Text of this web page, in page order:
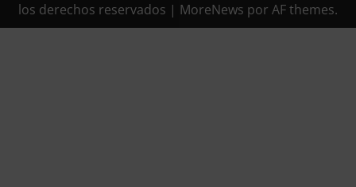
los derechos reservados | MoreNews por AF themes.